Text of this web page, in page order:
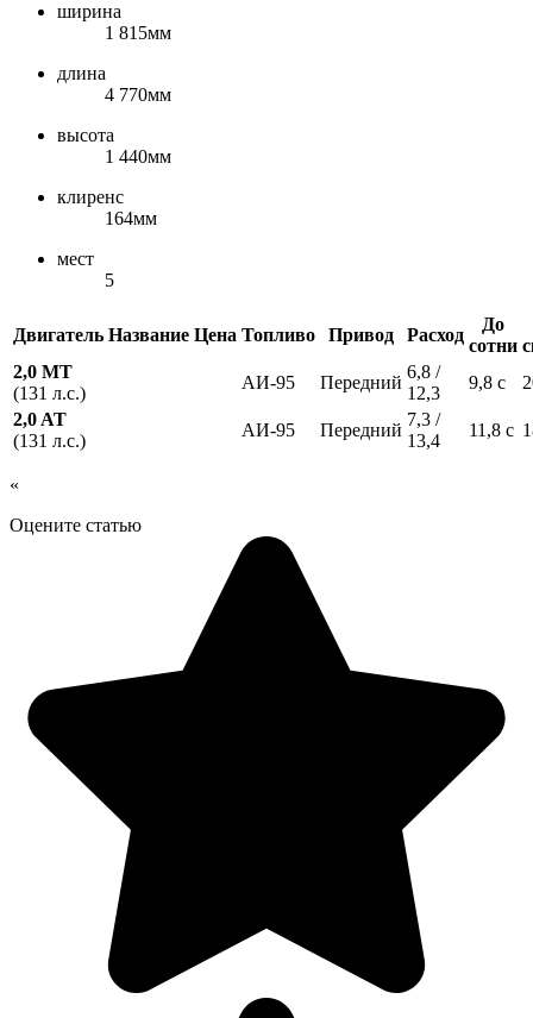
ширина
1 815мм
длина
4 770мм
высота
1 440мм
клиренс
164мм
мест
5
Двигатель Название Цена Топливо Привод Расход
До
сотни
2,0 MT
(131 л.с.)
АИ-95 Передний
6,8 /
12,3
9,8 с
2,0 AT
(131 л.с.)
АИ-95 Передний
7,3 /
13,4
11,8 с
«
Оцените статью